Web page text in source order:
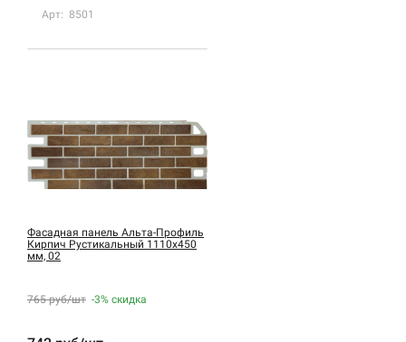
Арт: 8501
Фасадная панель Альта-Профиль
Кирпич Рустикальный 1110х450
мм, 02
765 руб/шт -3% скидка